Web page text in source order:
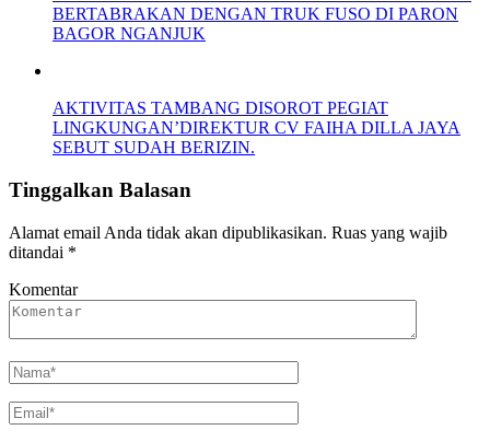
BERTABRAKAN DENGAN TRUK FUSO DI PARON
BAGOR NGANJUK
AKTIVITAS TAMBANG DISOROT PEGIAT
LINGKUNGAN’DIREKTUR CV FAIHA DILLA JAYA
SEBUT SUDAH BERIZIN.
Tinggalkan Balasan
Alamat email Anda tidak akan dipublikasikan. Ruas yang wajib
ditandai *
Komentar